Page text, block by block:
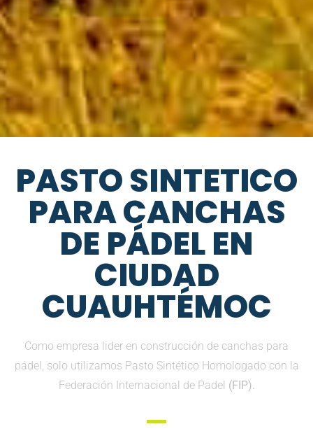
PASTO SINTETICO
PARA CANCHAS
DE PÁDEL EN
CIUDAD
CUAUHTÉMOC
Como empresa lider en construcción de canchas para
pádel, solo utilizamos Pasto Sintético Homologado con la
Federación Internacional de Padel (FIP).